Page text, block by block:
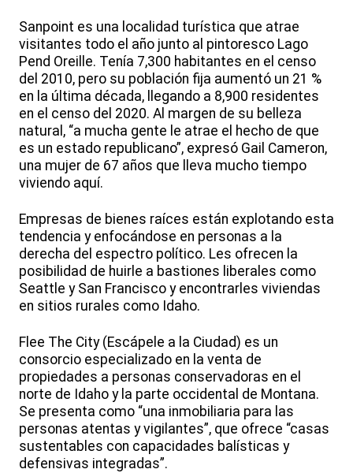
Sanpoint es una localidad turística que atrae
visitantes todo el año junto al pintoresco Lago
Pend Oreille. Tenía 7,300 habitantes en el censo
del 2010, pero su población fija aumentó un 21 %
en la última década, llegando a 8,900 residentes
en el censo del 2020. Al margen de su belleza
natural, “a mucha gente le atrae el hecho de que
es un estado republicano”, expresó Gail Cameron,
una mujer de 67 años que lleva mucho tiempo
viviendo aquí.
Empresas de bienes raíces están explotando esta
tendencia y enfocándose en personas a la
derecha del espectro político. Les ofrecen la
posibilidad de huirle a bastiones liberales como
Seattle y San Francisco y encontrarles viviendas
en sitios rurales como Idaho.
Flee The City (Escápele a la Ciudad) es un
consorcio especializado en la venta de
propiedades a personas conservadoras en el
norte de Idaho y la parte occidental de Montana.
Se presenta como “una inmobiliaria para las
personas atentas y vigilantes”, que ofrece “casas
sustentables con capacidades balísticas y
defensivas integradas”.